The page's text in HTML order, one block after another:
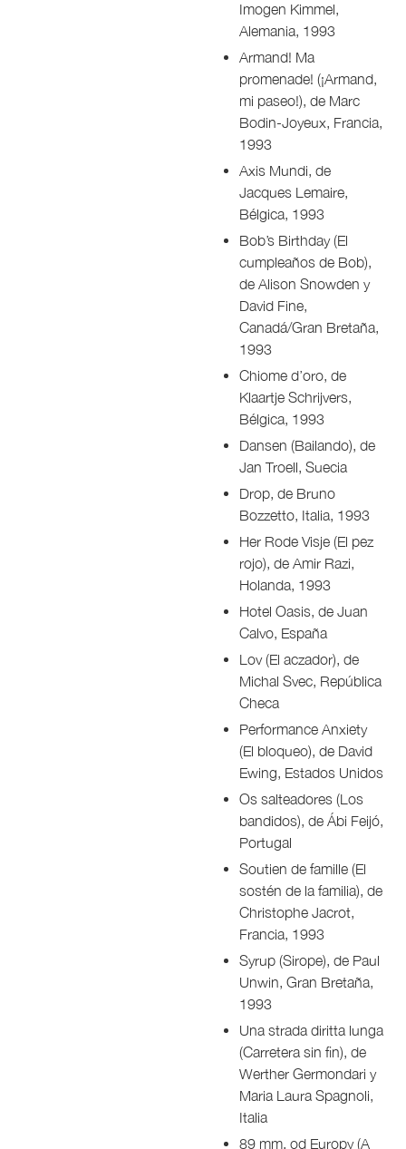
Imogen Kimmel,
Alemania, 1993
Armand! Ma
promenade! (¡Armand,
mi paseo!), de Marc
Bodin-Joyeux, Francia,
1993
Axis Mundi, de
Jacques Lemaire,
Bélgica, 1993
Bob’s Birthday (El
cumpleaños de Bob),
de Alison Snowden y
David Fine,
Canadá/Gran Bretaña,
1993
Chiome d’oro, de
Klaartje Schrijvers,
Bélgica, 1993
Dansen (Bailando), de
Jan Troell, Suecia
Drop, de Bruno
Bozzetto, Italia, 1993
Her Rode Visje (El pez
rojo), de Amir Razi,
Holanda, 1993
Hotel Oasis, de Juan
Calvo, España
Lov (El aczador), de
Michal Svec, República
Checa
Performance Anxiety
(El bloqueo), de David
Ewing, Estados Unidos
Os salteadores (Los
bandidos), de Ábi Feijó,
Portugal
Soutien de famille (El
sostén de la familia), de
Christophe Jacrot,
Francia, 1993
Syrup (Sirope), de Paul
Unwin, Gran Bretaña,
1993
Una strada diritta lunga
(Carretera sin fin), de
Werther Germondari y
Maria Laura Spagnoli,
Italia
89 mm. od Europy (A